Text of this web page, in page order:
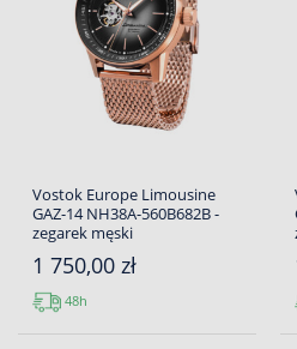
Vostok Europe Limousine
GAZ-14 NH38A-560B682B -
zegarek męski
1 750,00 zł
48h